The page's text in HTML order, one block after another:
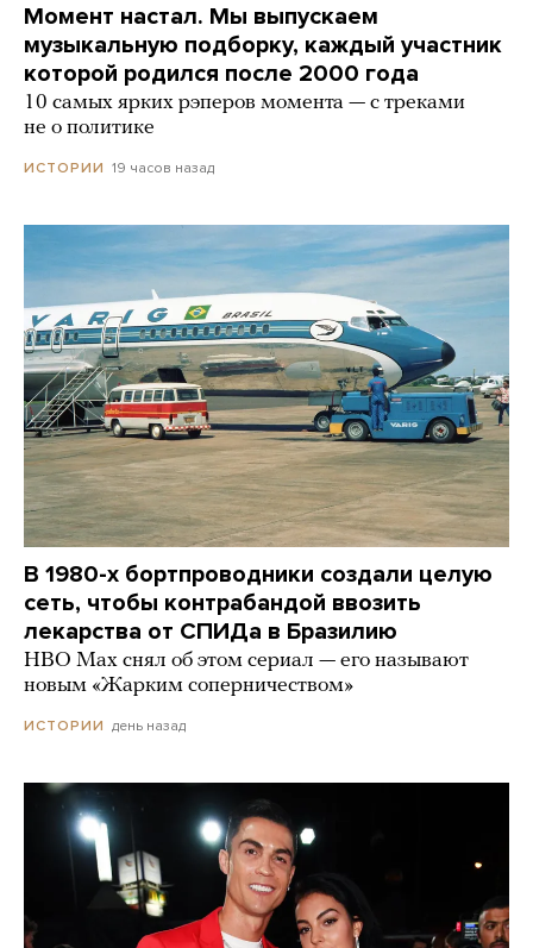
Момент настал. Мы выпускаем
музыкальную подборку, каждый участник
которой родился после 2000 года
10 самых ярких рэперов момента — с треками
не о политике
ИСТОРИИ 19 часов назад
В 1980-х бортпроводники создали целую
сеть, чтобы контрабандой ввозить
лекарства от СПИДа в Бразилию
HBO Max снял об этом сериал — его называют
новым «Жарким соперничеством»
ИСТОРИИ день назад